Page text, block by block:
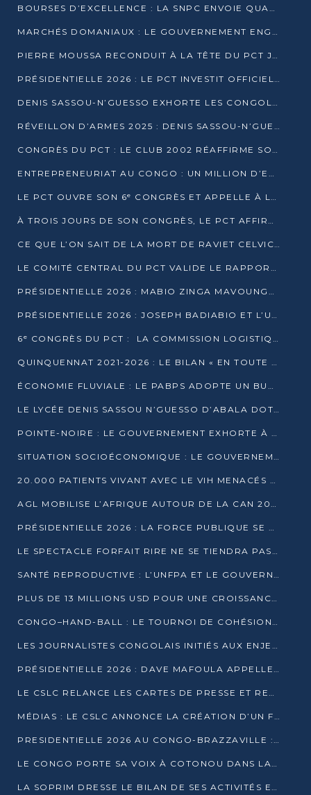
BOURSES D’EXCELLENCE : LA SNPC ENVOIE QUATRE NOUVEAUX TALENTS CONGOLAIS SE FORMER À BAKOU
MARCHÉS DOMANIAUX : LE GOUVERNEMENT ENGAGE LA STRUCTURATION DES TAXES D’ASSAINISSEMENT
PIERRE MOUSSA RECONDUIT À LA TÊTE DU PCT JUSQU’EN 2031
PRÉSIDENTIELLE 2026 : LE PCT INVESTIT OFFICIELLEMENT DENIS SASSOU NGUESSO
DENIS SASSOU-N’GUESSO EXHORTE LES CONGOLAIS À L’UNITÉ ET AU FAIR-PLAY DÉMOCRATIQUE EN 2026
RÉVEILLON D’ARMES 2025 : DENIS SASSOU-N’GUESSO GARANTIT DES ÉLECTIONS 2026 PAISIBLES ET SÉCURISÉES
CONGRÈS DU PCT : LE CLUB 2002 RÉAFFIRME SON SOUTIEN À DENIS SASSOU-N’GUESSO POUR 2026
ENTREPRENEURIAT AU CONGO : UN MILLION D’EUROS POUR FINANCER LES STARTUPS DÈS 2026
LE PCT OUVRE SON 6ᵉ CONGRÈS ET APPELLE À LA CANDIDATURE DE DENIS SASSOU NGUESSO
À TROIS JOURS DE SON CONGRÈS, LE PCT AFFIRME AVOIR ATTEINT TOUS SES OBJECTIFS
CE QUE L’ON SAIT DE LA MORT DE RAVIET CELVIC N’TSIANTSIE
LE COMITÉ CENTRAL DU PCT VALIDE LE RAPPORT DU CONGRÈS ET SOUTIENT DENIS SASSOU N’GUESSO
PRÉSIDENTIELLE 2026 : MABIO ZINGA MAVOUNGOU DÉCLARE SA CANDIDATURE ET CHARGE LE BILAN DU PCT
PRÉSIDENTIELLE 2026 : JOSEPH BADIABIO ET L’UDH-YUKI JOUENT LA PRUDENCE
6ᵉ CONGRÈS DU PCT : LA COMMISSION LOGISTIQUE ASSURE LA DISTRIBUTION DES KITS
QUINQUENNAT 2021-2026 : LE BILAN « EN TOUTE TRANSPARENCE » PRÉSENTÉ À LA PRESSE
ÉCONOMIE FLUVIALE : LE PABPS ADOPTE UN BUDGET 2026 DE PLUS DE 2,7 MILLIARDS FCFA
LE LYCÉE DENIS SASSOU N’GUESSO D’ABALA DOTÉ D’UNE SALLE MULTIMÉDIA
POINTE-NOIRE : LE GOUVERNEMENT EXHORTE À UN USAGE RESPONSABLE DU NOUVEAU MATÉRIEL MUNICIPAL
SITUATION SOCIOÉCONOMIQUE : LE GOUVERNEMENT INTERPELLÉ DEVANT LE SÉNAT
20.000 PATIENTS VIVANT AVEC LE VIH MENACÉS D’ARRÊT DE TRAITEMENT
AGL MOBILISE L’AFRIQUE AUTOUR DE LA CAN 2025
PRÉSIDENTIELLE 2026 : LA FORCE PUBLIQUE SE PRÉPARE À SÉCURISER LE SCRUTIN
LE SPECTACLE FORFAIT RIRE NE SE TIENDRA PAS LE 1ER JANVIER
SANTÉ REPRODUCTIVE : L’UNFPA ET LE GOUVERNEMENT AFFINENT LES PRIORITÉS DE 2026
PLUS DE 13 MILLIONS USD POUR UNE CROISSANCE VERTE ET SOUVERAINE
CONGO–HAND-BALL : LE TOURNOI DE COHÉSION ET DE FRATERNITÉ ALLUME SES LAMPIONS À BRAZZAVILLE
LES JOURNALISTES CONGOLAIS INITIÉS AUX ENJEUX DE L’ÉCONOMIE BLEUE
PRÉSIDENTIELLE 2026 : DAVE MAFOULA APPELLE LES CONGOLAIS À UN « NOUVEAU DÉPART »
LE CSLC RELANCE LES CARTES DE PRESSE ET RECONNAÎT OFFICIELLEMENT LES MÉDIAS EN LIGNE
MÉDIAS : LE CSLC ANNONCE LA CRÉATION D’UN FONDS D’APPUI À LA PRESSE
PRESIDENTIELLE 2026 AU CONGO-BRAZZAVILLE : UN CASTING ÉLARGI
LE CONGO PORTE SA VOIX À COTONOU DANS LA LUTTE CONTRE LA TUBERCULOSE
LA SOPRIM DRESSE LE BILAN DE SES ACTIVITÉS ET FIXE DE NOUVELLES PRIORITÉS